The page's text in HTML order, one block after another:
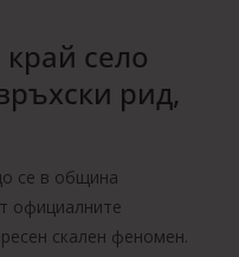
село
рид,
се в община
официалните
скален феномен.